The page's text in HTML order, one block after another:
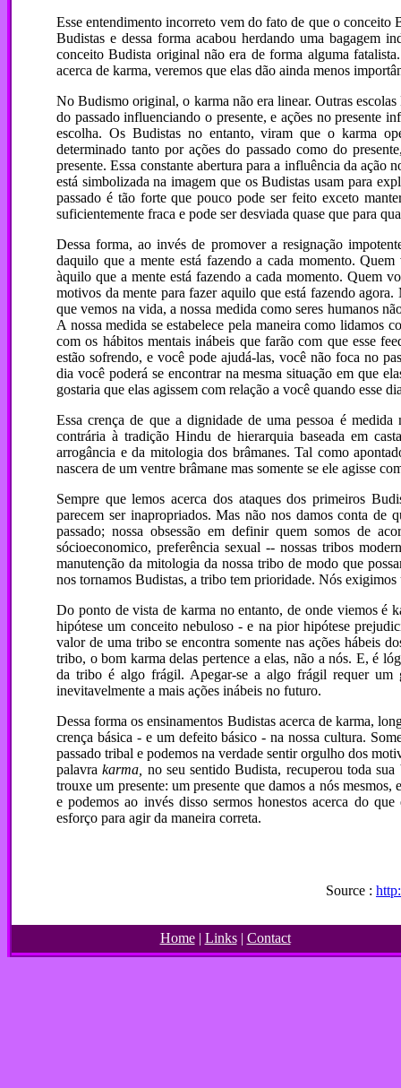
Esse entendimento incorreto vem do fato de que o
Budistas e dessa forma acabou herdando uma bagagem
conceito Budista original não era de forma alguma
acerca de karma, veremos que elas dão ainda menos
No Budismo original, o karma não era linear. Outras
do passado influenciando o presente, e ações no presente
escolha. Os Budistas no entanto, viram que o karma
determinado tanto por ações do passado como do
presente. Essa constante abertura para a influência da ação
está simbolizada na imagem que os Budistas usam para
passado é tão forte que pouco pode ser feito exceto
suficientemente fraca e pode ser desviada quase que para
Dessa forma, ao invés de promover a resignação
daquilo que a mente está fazendo a cada momento.
àquilo que a mente está fazendo a cada momento. Quem
motivos da mente para fazer aquilo que está fazendo
que vemos na vida, a nossa medida como seres humanos
A nossa medida se estabelece pela maneira como lidamos
com os hábitos mentais inábeis que farão com que esse
estão sofrendo, e você pode ajudá-las, você não foca no
dia você poderá se encontrar na mesma situação em que
gostaria que elas agissem com relação a você quando esse
Essa crença de que a dignidade de uma pessoa é
contrária à tradição Hindu de hierarquia baseada em
arrogância e da mitologia dos brâmanes. Tal como
nascera de um ventre brâmane mas somente se ele agisse
Sempre que lemos acerca dos ataques dos primeiros
parecem ser inapropriados. Mas não nos damos conta de
passado; nossa obsessão em definir quem somos de
sócioeconomico, preferência sexual -- nossas tribos
manutenção da mitologia da nossa tribo de modo que
nos tornamos Budistas, a tribo tem prioridade. Nós
Do ponto de vista de karma no entanto, de onde viemos é
hipótese um conceito nebuloso - e na pior hipótese
valor de uma tribo se encontra somente nas ações hábeis
tribo, o bom karma delas pertence a elas, não a nós. E, é
da tribo é algo frágil. Apegar-se a algo frágil requer um
inevitavelmente a mais ações inábeis no futuro.
Dessa forma os ensinamentos Budistas acerca de karma,
crença básica - e um defeito básico - na nossa cultura.
passado tribal e podemos na verdade sentir orgulho dos
palavrakarma, no seu sentido Budista, recuperou toda
trouxe um presente: um presente que damos a nós
e podemos ao invés disso sermos honestos acerca do
esforço para agir da maneira correta.
Source :
Home| Links| Contact